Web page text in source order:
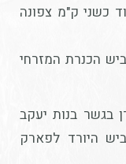
כשני ק"מ צפונה
הכנרת המזרחי
בגשר בנות יעקב
בכביש היורד לפארק